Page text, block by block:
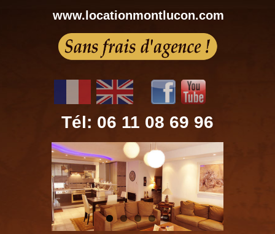
www.locationmontlucon.com
Tél: 06 11 08 69 96